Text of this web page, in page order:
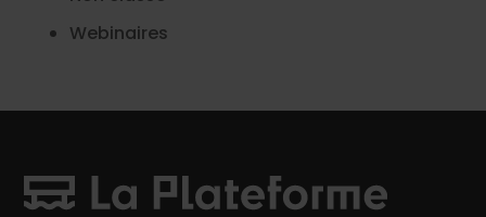
Webinaires